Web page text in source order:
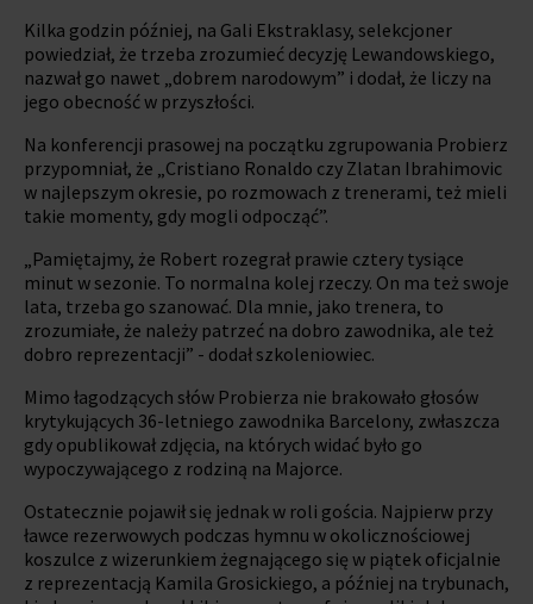
Kilka godzin później, na Gali Ekstraklasy, selekcjoner
powiedział, że trzeba zrozumieć decyzję Lewandowskiego,
nazwał go nawet „dobrem narodowym” i dodał, że liczy na
jego obecność w przyszłości.
Na konferencji prasowej na początku zgrupowania Probierz
przypomniał, że „Cristiano Ronaldo czy Zlatan Ibrahimovic
w najlepszym okresie, po rozmowach z trenerami, też mieli
takie momenty, gdy mogli odpocząć”.
„Pamiętajmy, że Robert rozegrał prawie cztery tysiące
minut w sezonie. To normalna kolej rzeczy. On ma też swoje
lata, trzeba go szanować. Dla mnie, jako trenera, to
zrozumiałe, że należy patrzeć na dobro zawodnika, ale też
dobro reprezentacji” - dodał szkoleniowiec.
Mimo łagodzących słów Probierza nie brakowało głosów
krytykujących 36-letniego zawodnika Barcelony, zwłaszcza
gdy opublikował zdjęcia, na których widać było go
wypoczywającego z rodziną na Majorce.
Ostatecznie pojawił się jednak w roli gościa. Najpierw przy
ławce rezerwowych podczas hymnu w okolicznościowej
koszulce z wizerunkiem żegnającego się w piątek oficjalnie
z reprezentacją Kamila Grosickiego, a później na trybunach,